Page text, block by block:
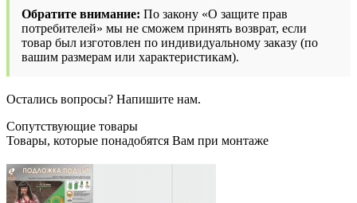
Обратите внимание: По закону «О защите прав
потребителей» мы не сможем принять возврат, если
товар был изготовлен по индивидуальному заказу (по
вашим размерам или характеристикам).
Остались вопросы? Напишите нам.
Сопутствующие товары
Товары, которые понадобятся Вам при монтаже